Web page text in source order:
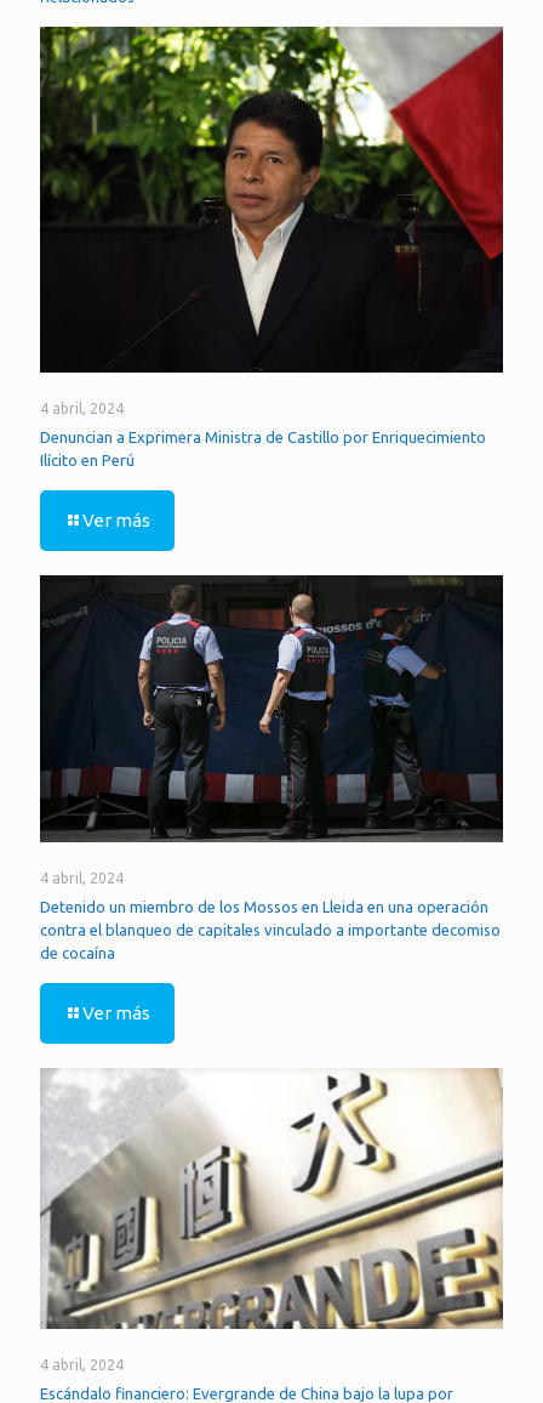
4 abril, 2024
Denuncian a Exprimera Ministra de Castillo por Enriquecimiento
Ilícito en Perú
Ver más
4 abril, 2024
Detenido un miembro de los Mossos en Lleida en una operación
contra el blanqueo de capitales vinculado a importante decomiso
de cocaína
Ver más
4 abril, 2024
Escándalo financiero: Evergrande de China bajo la lupa por